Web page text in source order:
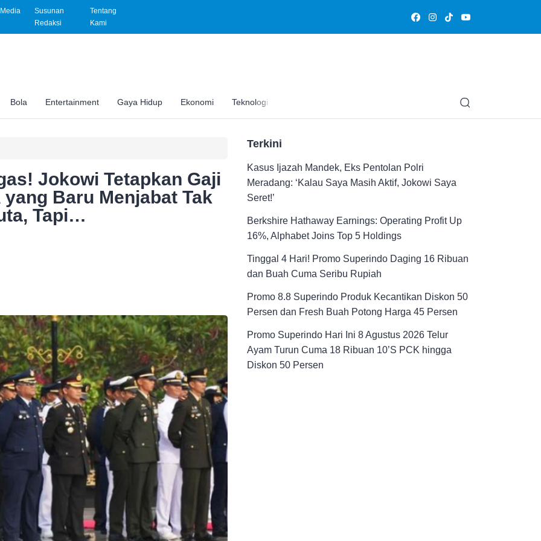
Susunan
Redaksi
Tentang
Kami
Bola Entertainment Gaya Hidup Ekonomi Teknologi Edukasi
Jokowi Tetapkan Gaji
Baru Menjabat Tak
Tapi…
Terkini
Kasus Ijazah Mandek, Eks Pentolan Polri
Meradang: ‘Kalau Saya Masih Aktif, Jokowi Saya
Seret!’
Berkshire Hathaway Earnings: Operating Profit Up
16%, Alphabet Joins Top 5 Holdings
Tinggal 4 Hari! Promo Superindo Daging 16 Ribuan
dan Buah Cuma Seribu Rupiah
Promo 8.8 Superindo Produk Kecantikan Diskon 50
Persen dan Fresh Buah Potong Harga 45 Persen
Promo Superindo Hari Ini 8 Agustus 2026 Telur
Ayam Turun Cuma 18 Ribuan 10’S PCK hingga
Diskon 50 Persen